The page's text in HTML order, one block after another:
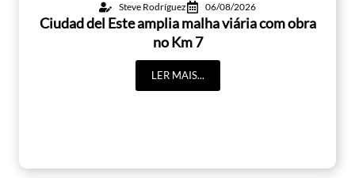
Steve Rodríguez 06/08/2026
Ciudad del Este amplia malha viária com obra
no Km 7
LER MAIS...